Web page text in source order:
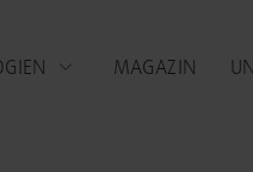
MAGAZIN